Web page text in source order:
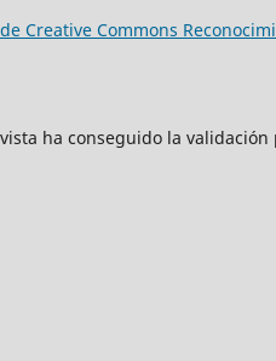
Creative Commons
ha conseguido la validación